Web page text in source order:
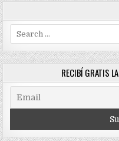
for:
RECIBÍ GRATIS